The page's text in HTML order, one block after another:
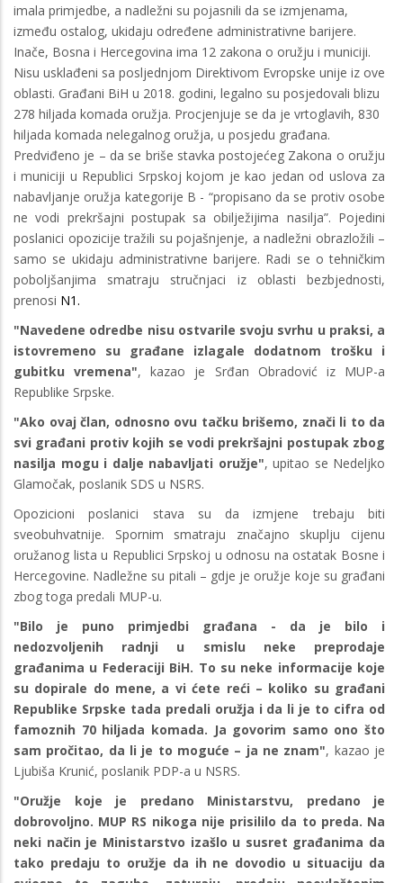
imala primjedbe, a nadležni su pojasnili da se izmjenama,
između ostalog, ukidaju određene administrativne barijere.
Inače, Bosna i Hercegovina ima 12 zakona o oružju i municiji.
Nisu usklađeni sa posljednjom Direktivom Evropske unije iz ove
oblasti. Građani BiH u 2018. godini, legalno su posjedovali blizu
278 hiljada komada oružja. Procjenjuje se da je vrtoglavih, 830
hiljada komada nelegalnog oružja, u posjedu građana.
Predviđeno je – da se briše stavka postojećeg Zakona o oružju
i municiji u Republici Srpskoj kojom je kao jedan od uslova za
nabavljanje oružja kategorije B - “propisano da se protiv osobe
ne vodi prekršajni postupak sa obilježijima nasilja”. Pojedini
poslanici opozicije tražili su pojašnjenje, a nadležni obrazložili –
samo se ukidaju administrativne barijere. Radi se o tehničkim
poboljšanjima smatraju stručnjaci iz oblasti bezbjednosti,
prenosi N1.
"Navedene odredbe nisu ostvarile svoju svrhu u praksi, a
istovremeno su građane izlagale dodatnom trošku i
gubitku vremena", kazao je Srđan Obradović iz MUP-a
Republike Srpske.
"Ako ovaj član, odnosno ovu tačku brišemo, znači li to da
svi građani protiv kojih se vodi prekršajni postupak zbog
nasilja mogu i dalje nabavljati oružje", upitao se Nedeljko
Glamočak, poslanik SDS u NSRS.
Opozicioni poslanici stava su da izmjene trebaju biti
sveobuhvatnije. Spornim smatraju značajno skuplju cijenu
oružanog lista u Republici Srpskoj u odnosu na ostatak Bosne i
Hercegovine. Nadležne su pitali – gdje je oružje koje su građani
zbog toga predali MUP-u.
"Bilo je puno primjedbi građana - da je bilo i
nedozvoljenih radnji u smislu neke preprodaje
građanima u Federaciji BiH. To su neke informacije koje
su dopirale do mene, a vi ćete reći – koliko su građani
Republike Srpske tada predali oružja i da li je to cifra od
famoznih 70 hiljada komada. Ja govorim samo ono što
sam pročitao, da li je to moguće – ja ne znam", kazao je
Ljubiša Krunić, poslanik PDP-a u NSRS.
"Oružje koje je predano Ministarstvu, predano je
dobrovoljno. MUP RS nikoga nije prisililo da to preda. Na
neki način je Ministarstvo izašlo u susret građanima da
tako predaju to oružje da ih ne dovodio u situaciju da